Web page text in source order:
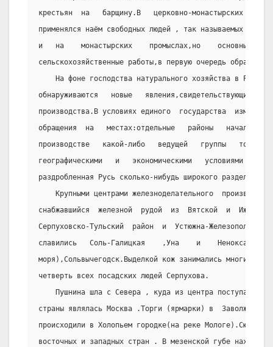
крестьян  на   барщину.В   церковно-монастырских
применялся наём свободных людей , так называемых
и   на    монастырских    промыслах,но    основным
сельскохозяйственные работы,в первую очередь
На фоне господства натурального хозяйства в России
обнаруживаются   новые   явления,свидетельствующие
производства.В условиях единого  государства
обращения  на   местах:отдельные   районы   начали
производстве   какой-либо   ведущей   группы
географическими   и   экономическими   условиями
раздробленная Русь сколько-нибудь широкого разделения
Крупными центрами железноделательного
снабжавшийся  железной  рудой  из  Вятской  и
Серпуховско-Тульский  район  и  Устюжна-
славились   Соль-Галицкая    ,Уна    и    Ненокса
моря),Сольвычегодск.Выделкой кож занимались многие
четверть всех посадских людей Серпухова.
Пушнина шла с Севера , куда из центра поступал
страны являлась Москва .Торги (ярмарки) в  Заволжье
происходили в Холопьем городке(на реке Мологе).Сюда
восточных и западных стран . В мезенской губе